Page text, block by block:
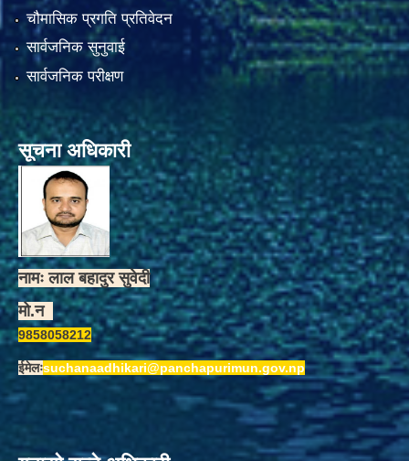
चौमासिक प्रगति प्रतिवेदन
सार्वजनिक सुनुवाई
सार्वजनिक परीक्षण
सूचना अधिकारी
नामः लाल बहादुर सुवेदी
मो.न
9858058212
ईमेलःsuchanaadhikari@panchapurimun.gov.np